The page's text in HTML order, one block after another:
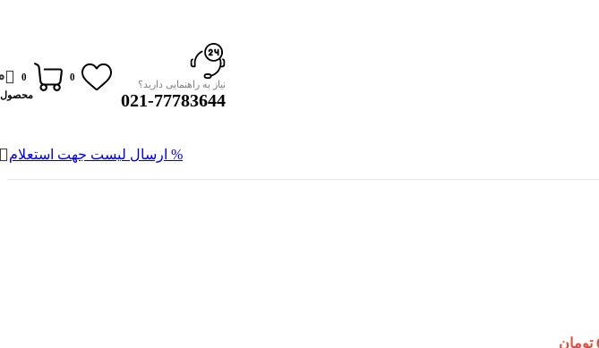
نیاز به راهنمایی دارید؟
021-77783644
0
0
محصول
% ارسال لیست جهت استعلام